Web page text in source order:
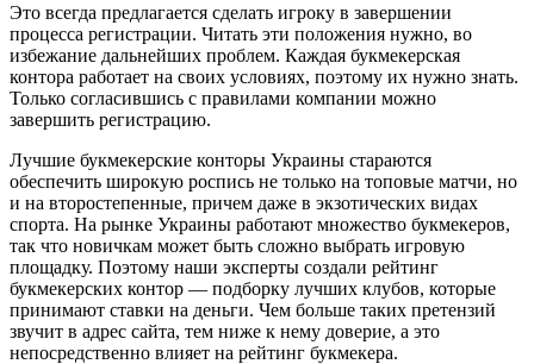
Это всегда предлагается сделать игроку в завершении
процесса регистрации. Читать эти положения нужно, во
избежание дальнейших проблем. Каждая букмекерская
контора работает на своих условиях, поэтому их нужно знать.
Только согласившись с правилами компании можно
завершить регистрацию.
Лучшие букмекерские конторы Украины стараются
обеспечить широкую роспись не только на топовые матчи, но
и на второстепенные, причем даже в экзотических видах
спорта. На рынке Украины работают множество букмекеров,
так что новичкам может быть сложно выбрать игровую
площадку. Поэтому наши эксперты создали рейтинг
букмекерских контор — подборку лучших клубов, которые
принимают ставки на деньги. Чем больше таких претензий
звучит в адрес сайта, тем ниже к нему доверие, а это
непосредственно влияет на рейтинг букмекера.